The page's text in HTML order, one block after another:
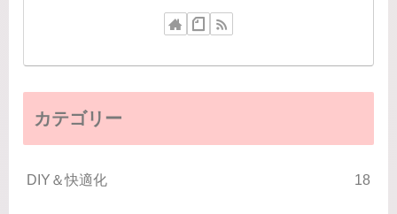
カテゴリー
DIY＆快適化 18